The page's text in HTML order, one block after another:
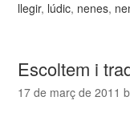
llegir, lúdic, nenes,
Escoltem i
17 de març de 2011